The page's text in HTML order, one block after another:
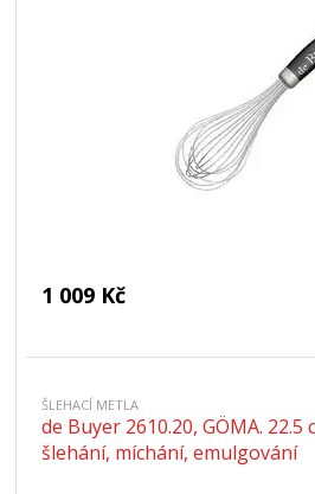
1 009 Kč
ŠLEHACÍ METLA
de Buyer 2610.20, GÖMA.
šlehání, míchání, emulgování